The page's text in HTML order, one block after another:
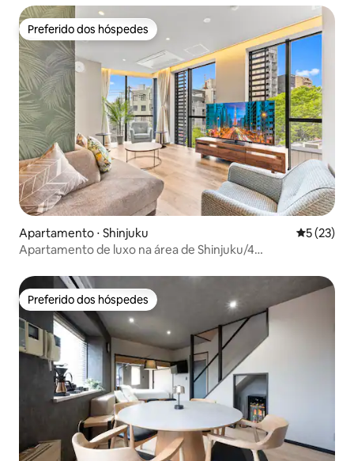
Shinjuku, vista para o jardim, 1 minuto do convênio
Preferido dos hóspedes
Preferido dos hóspedes
Apartamento ⋅ Shinjuku 5 de uma
5 (23)
Apartamento de luxo na área de Shinjuku/4
Preferido dos hóspedes
Preferido dos hóspedes